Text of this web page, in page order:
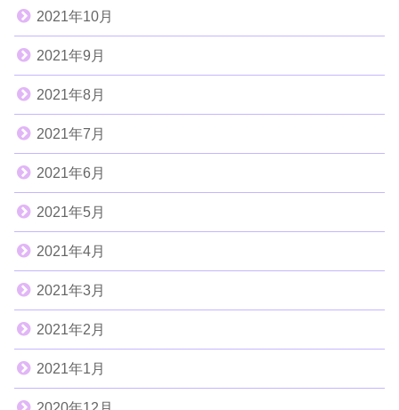
2021年10月
2021年9月
2021年8月
2021年7月
2021年6月
2021年5月
2021年4月
2021年3月
2021年2月
2021年1月